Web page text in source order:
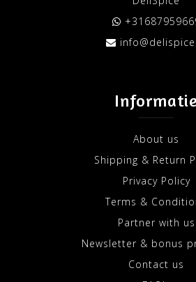
Informatie
About us
Shipping & Return
Privacy Policy
Terms &
Partner with us
Newsletter & bonus
Contact us